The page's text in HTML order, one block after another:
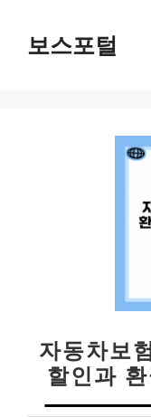
보스포털
자동차보
할인과